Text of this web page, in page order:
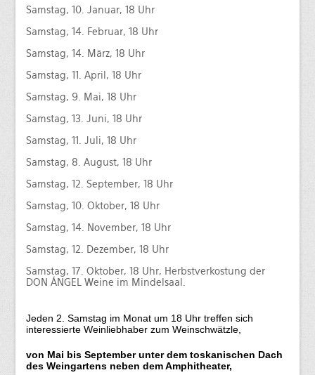
Weine
im Amphitheater
Werkstattkonzert, Mindelzeller Horntage
Beschde aus 10 Jahren
Joy of Voice - The Greatest Hits
Michl Müller "Limbo of Life"
Herbstverkostung der Don Angel Weine
VERANSTALTUNGS ÜBERSICHT
Kontakt
Samstag, 10. Januar, 18 Uhr
Samstag, 14. Februar, 18 Uhr
Samstag, 14. März, 18 Uhr
Samstag, 11. April, 18 Uhr
Samstag, 9. Mai, 18 Uhr
Samstag, 13. Juni, 18 Uhr
Samstag, 11. Juli, 18 Uhr
Samstag, 8. August, 18 Uhr
Samstag, 12. September, 18 Uhr
Samstag, 10. Oktober, 18 Uhr
Samstag, 14. November, 18 Uhr
Samstag, 12. Dezember, 18 Uhr
Samstag, 17. Oktober, 18 Uhr, Herbstverkostung der
DON ÁNGEL Weine im Mindelsaal.
Jeden 2. Samstag im Monat um 18 Uhrtreffen sich
interessierte Weinliebhaber zum Weinschwätzle,
von Mai bis Septemberunter dem toskanischen Dach
des Weingartens neben dem Amphitheater,